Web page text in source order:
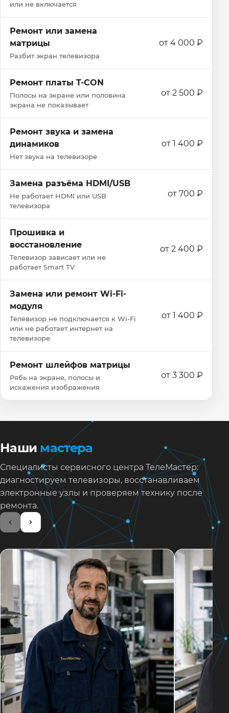
или не включается
Ремонт или замена
матрицы
Разбит экран телевизора
от 4 000 ₽
Ремонт платы T-CON
Полосы на экране или половина
экрана не показывает
от 2 500 ₽
Ремонт звука и замена
динамиков
Нет звука на телевизоре
от 1 400 ₽
Замена разъёма HDMI/USB
Не работает HDMI или USB
телевизора
от 700 ₽
Прошивка и
восстановление
Телевизор зависает или не
работает Smart TV
от 2 400 ₽
Замена или ремонт Wi‑Fi-
модуля
Телевизор не подключается к Wi‑Fi
или не работает интернет на
телевизоре
от 1 400 ₽
Ремонт шлейфов матрицы
Рябь на экране, полосы и
искажения изображения
от 3 300 ₽
Наши мастера
Специалисты сервисного центра ТелеМастер:
диагностируем телевизоры, восстанавливаем
электронные узлы и проверяем технику после
ремонта.